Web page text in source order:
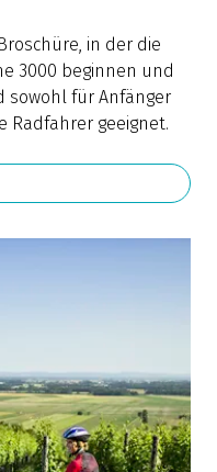
in der die
3000 beginnen und
sowohl für Anfänger
Radfahrer geeignet.